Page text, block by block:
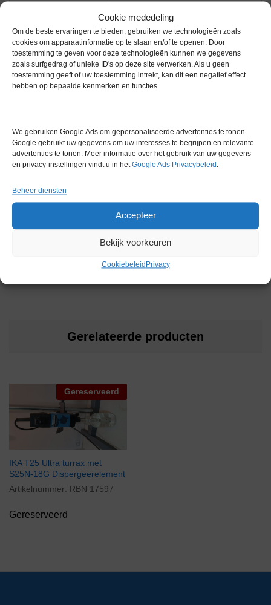
Cookie mededeling
Om de beste ervaringen te bieden, gebruiken we technologieën zoals
cookies om apparaatinformatie op te slaan en/of te openen. Door
toestemming te geven voor deze technologieën kunnen we gegevens
zoals surfgedrag of unieke ID's op deze site verwerken. Als u geen
toestemming geeft of uw toestemming intrekt, kan dit een negatief effect
hebben op bepaalde kenmerken en functies.
We gebruiken Google Ads om gepersonaliseerde advertenties te tonen.
Google gebruikt uw gegevens om uw interesses te begrijpen en relevante
advertenties te tonen. Meer informatie over het gebruik van uw gegevens
en privacy-instellingen vindt u in hetGoogle Ads Privacybeleid .
Beheer diensten
Accepteer
Bekijk voorkeuren
Cookiebeleid Privacy
5.000 mPas
Toerentalregeling Traploos instelbaar
Toerentaldisplay Digitaal (LED)
Inschakelduur 100%
Extra informatie
Merk IKA
1 maand
Gerelateerde producten
Gereserveerd
IKA T25 Ultra turrax met
S25N-18G Dispergeerelement
Artikelnummer: RBN 17597
Gereserveerd